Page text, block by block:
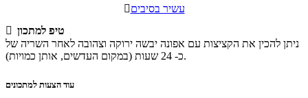
עשיר בסיבים
 טיפ למתכון
ניתן להכין את הקציצות עם אפונה יבשה ירוקה וצהובה לאחר השריה של
כ- 24 שעות (במקום העדשים, אותן כמויות).
עוד הצעות למתכונים